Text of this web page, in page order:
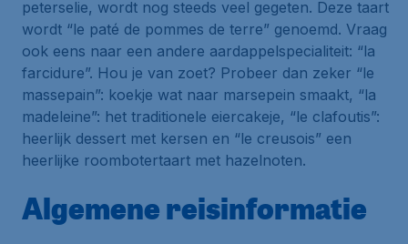
peterselie, wordt nog steeds veel gegeten. Deze taart
wordt “le paté de pommes de terre” genoemd. Vraag
ook eens naar een andere aardappelspecialiteit: “la
farcidure”. Hou je van zoet? Probeer dan zeker “le
massepain”: koekje wat naar marsepein smaakt, “la
madeleine”: het traditionele eiercakeje, “le clafoutis”:
heerlijk dessert met kersen en “le creusois” een
heerlijke roombotertaart met hazelnoten.
Algemene reisinformatie